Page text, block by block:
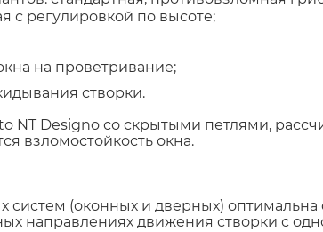
с регулировкой по высоте;
на проветривание;
створки.
NT Designo со скрытыми петлями,
взломостойкость окна.
систем (оконных и дверных) оптимальна
направлениях движения створки с